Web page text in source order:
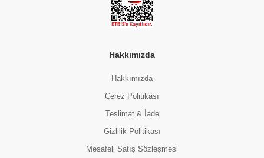
Hakkımızda
Hakkımızda
Çerez Politikası
Teslimat & İade
Gizlilik Politikası
Mesafeli Satış Sözleşmesi